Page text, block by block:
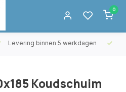
0
Levering binnen 5 werkdagen
Koudschuim